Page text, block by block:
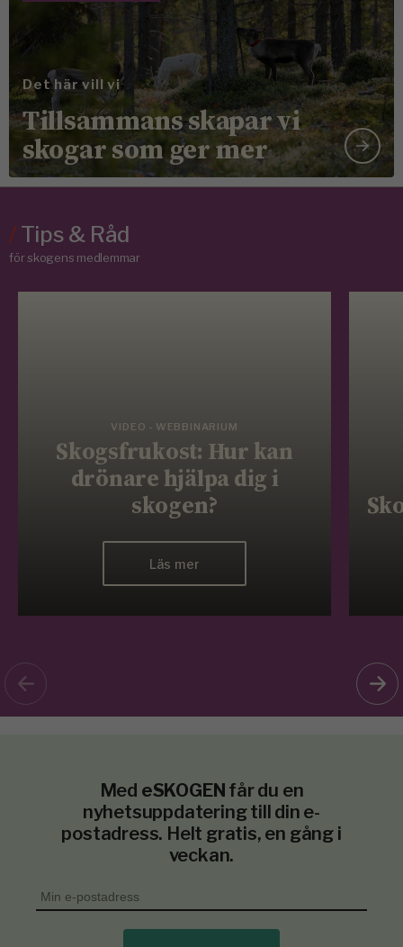
Det här vill vi
Tillsammans skapar vi
skogar som ger mer
/Tips & Råd
för skogens medlemmar
VIDEO - WEBBINARIUM
Skogsfrukost: Hur kan
drönare hjälpa dig i
skogen?
Läs mer
Med eSKOGEN får du en
nyhetsuppdatering till din e-
postadress. Helt gratis, en gång i
veckan.